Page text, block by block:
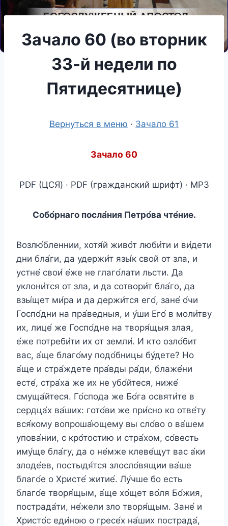
Зачало 60 (во вторник
33-й недели по
Пятидесятнице)
Вернуться в меню · Зачало 61
Зачало 60
PDF (ЦСЯ) · PDF (гражданский шрифт) · MP3
Собо́рнаго посла́ния Петро́ва чте́ние.
Возлю́бленнии, хотя́й живо́т люби́ти и ви́дети
дни бла́ги, да удержи́т язы́к свой от зла, и
устне́ свои́ е́же не глаго́лати льсти. Да
уклони́тся от зла, и да сотвори́т бла́го, да
взы́щет ми́ра и да держи́тся его́, зане́ о́чи
Госпо́дни на пра́ведныя, и у́ши Его́ в моли́тву
их, лице́ же Госпо́дне на творя́щыя злая,
е́же потреби́ти их от земли́. И кто озло́бит
вас, а́ще благо́му подо́бницы бу́дете? Но
а́ще и стра́ждете пра́вды ра́ди, блаже́ни
есте́, стра́ха же их не убо́йтеся, ниже́
смуща́йтеся. Го́спода же Бо́га освяти́те в
сердца́х ва́ших: гото́ви же при́сно ко отве́ту
вся́кому вопроша́ющему вы сло́во о ва́шем
упова́нии, с кро́тостию и стра́хом, со́весть
иму́ще бла́гу, да о не́мже клеве́щут вас а́ки
злоде́ев, постыдя́тся злосло́вящии ва́ше
благо́е о Христе́ житие́. Лу́чше бо есть
благо́е творя́щым, а́ще хо́щет во́ля Бо́жия,
пострада́ти, не́жели зло творя́щым. Зане́ и
Христо́с еди́ною о гресе́х на́ших пострада́,